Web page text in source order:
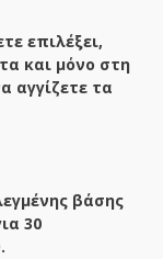
επιλέξει,
και μόνο στη
αγγίζετε τα
βάσης
30